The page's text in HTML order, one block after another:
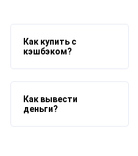
Как купить с
кэшбэком?
Как вывести
деньги?